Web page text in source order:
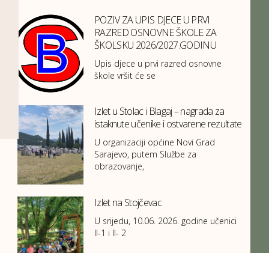
POZIV ZA UPIS DJECE U PRVI
RAZRED OSNOVNE ŠKOLE ZA
ŠKOLSKU 2026/2027.GODINU
Upis djece u prvi razred osnovne
škole vršit će se
Izlet u Stolac i Blagaj – nagrada za
istaknute učenike i ostvarene rezultate
U organizaciji općine Novi Grad
Sarajevo, putem Službe za
obrazovanje,
Izlet na Stojčevac
U srijedu, 10.06. 2026. godine učenici
II-1 i II- 2